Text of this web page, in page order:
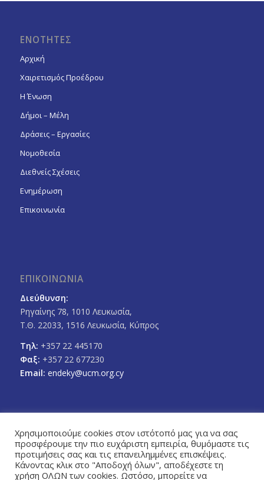
ΕΝΟΤΗΤΕΣ
Αρχική
Χαιρετισμός Προέδρου
Η Ένωση
Δήμοι – Μέλη
Δράσεις – Εργασίες
Νομοθεσία
Διεθνείς Σχέσεις
Ενημέρωση
Επικοινωνία
ΕΠΙΚΟΙΝΩΝΙΑ
Διεύθυνση:
Ρηγαίνης 78, 1010 Λευκωσία,
Τ.Θ. 22033, 1516 Λευκωσία, Κύπρος
Τηλ: +357 22 445170
Φαξ: +357 22 677230
Email: endeky@ucm.org.cy
FOLLOW US
Facebook
Twitter
Χρησιμοποιούμε cookies στον ιστότοπό μας για να σας
προσφέρουμε την πιο ευχάριστη εμπειρία, θυμόμαστε τις
προτιμήσεις σας και τις επανειλημμένες επισκέψεις.
Κάνοντας κλικ στο "Αποδοχή όλων", αποδέχεστε τη
χρήση ΟΛΩΝ των cookies. Ωστόσο, μπορείτε να